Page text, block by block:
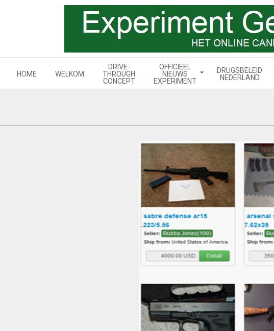
Menu
HOME WELKOM
DRIVE-
THROUGH
CONCEPT
OFFICIEEL
NIEUWS
EXPERIMENT
DRUGSBELEID
NEDERLAND